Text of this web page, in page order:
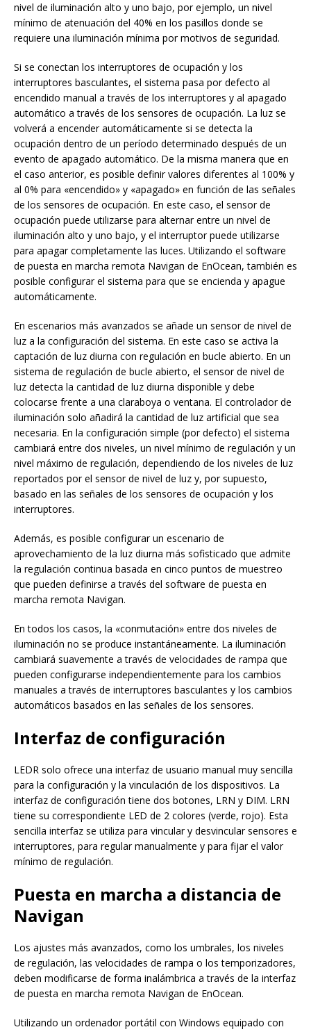
nivel de iluminación alto y uno bajo, por ejemplo, un nivel
mínimo de atenuación del 40% en los pasillos donde se
requiere una iluminación mínima por motivos de seguridad.
Si se conectan los interruptores de ocupación y los
interruptores basculantes, el sistema pasa por defecto al
encendido manual a través de los interruptores y al apagado
automático a través de los sensores de ocupación. La luz se
volverá a encender automáticamente si se detecta la
ocupación dentro de un período determinado después de un
evento de apagado automático. De la misma manera que en
el caso anterior, es posible definir valores diferentes al 100% y
al 0% para «encendido» y «apagado» en función de las señales
de los sensores de ocupación. En este caso, el sensor de
ocupación puede utilizarse para alternar entre un nivel de
iluminación alto y uno bajo, y el interruptor puede utilizarse
para apagar completamente las luces. Utilizando el software
de puesta en marcha remota Navigan de EnOcean, también es
posible configurar el sistema para que se encienda y apague
automáticamente.
En escenarios más avanzados se añade un sensor de nivel de
luz a la configuración del sistema. En este caso se activa la
captación de luz diurna con regulación en bucle abierto. En un
sistema de regulación de bucle abierto, el sensor de nivel de
luz detecta la cantidad de luz diurna disponible y debe
colocarse frente a una claraboya o ventana. El controlador de
iluminación solo añadirá la cantidad de luz artificial que sea
necesaria. En la configuración simple (por defecto) el sistema
cambiará entre dos niveles, un nivel mínimo de regulación y un
nivel máximo de regulación, dependiendo de los niveles de luz
reportados por el sensor de nivel de luz y, por supuesto,
basado en las señales de los sensores de ocupación y los
interruptores.
Además, es posible configurar un escenario de
aprovechamiento de la luz diurna más sofisticado que admite
la regulación continua basada en cinco puntos de muestreo
que pueden definirse a través del software de puesta en
marcha remota Navigan.
En todos los casos, la «conmutación» entre dos niveles de
iluminación no se produce instantáneamente. La iluminación
cambiará suavemente a través de velocidades de rampa que
pueden configurarse independientemente para los cambios
manuales a través de interruptores basculantes y los cambios
automáticos basados en las señales de los sensores.
Interfaz de configuración
LEDR solo ofrece una interfaz de usuario manual muy sencilla
para la configuración y la vinculación de los dispositivos. La
interfaz de configuración tiene dos botones, LRN y DIM. LRN
tiene su correspondiente LED de 2 colores (verde, rojo). Esta
sencilla interfaz se utiliza para vincular y desvincular sensores e
interruptores, para regular manualmente y para fijar el valor
mínimo de regulación.
Puesta en marcha a distancia de
Navigan
Los ajustes más avanzados, como los umbrales, los niveles
de regulación, las velocidades de rampa o los temporizadores,
deben modificarse de forma inalámbrica a través de la interfaz
de puesta en marcha remota Navigan de EnOcean.
Utilizando un ordenador portátil con Windows equipado con